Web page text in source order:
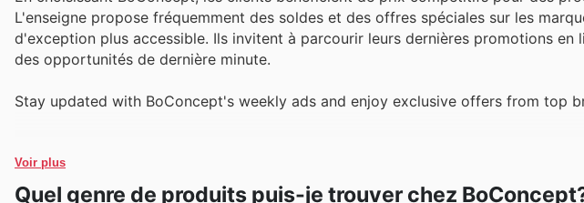
L'enseigne propose fréquemment des soldes et des offres spéciales sur les
d'exception plus accessible. Ils invitent à parcourir leurs dernières promotions en
des opportunités de dernière minute.
Stay updated with BoConcept's weekly ads and enjoy exclusive offers from top
Voir plus
Quel genre de produits puis-je trouver chez